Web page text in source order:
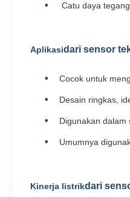
Catu daya
Aplikasidari sensor
Cocok untuk
Desain ringkas,
Digunakan
Umumnya
Kinerja listrikdari